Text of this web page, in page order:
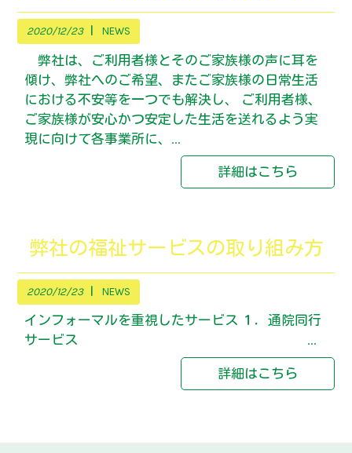
2020/12/23 NEWS
弊社は、ご利用者様とそのご家族様の声に耳を
傾け、弊社へのご希望、またご家族様の日常生活
における不安等を一つでも解決し、 ご利用者様、
ご家族様が安心かつ安定した生活を送れるよう実
現に向けて各事業所に、...
詳細はこちら
弊社の福祉サービスの取り組み方
2020/12/23 NEWS
インフォーマルを重視したサービス １．通院同行
サービス ...
詳細はこちら